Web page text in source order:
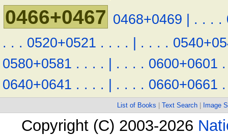
0466+0467 0468+0469 | . . . .
. . . 0520+0521 . . . . | . . . .
0580+0581 . . . . | . . . . 0600+0601 .
0640+0641 . . . . | . . . . 0660+0661 .
List of Books Text Search Image
Copyright (C) 2003-2026